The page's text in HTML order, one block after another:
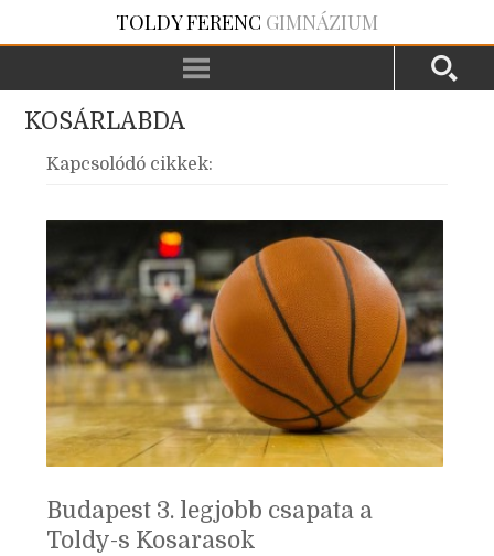
TOLDY FERENC GIMNÁZIUM
KOSÁRLABDA
Kapcsolódó cikkek:
Budapest 3. legjobb csapata a
Toldy-s Kosarasok